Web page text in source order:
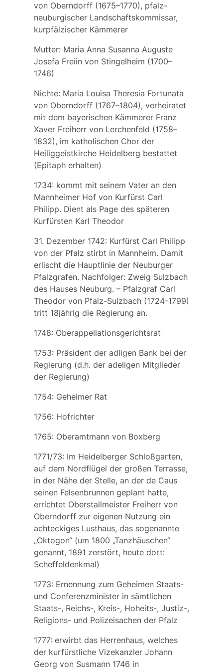
von Oberndorff(1675–1770), pfalz-
neuburgischer Landschaftskommissar,
kurpfälzischer Kämmerer
Mutter: Maria Anna Susanna Auguste
Josefa Freiin von Stingelheim (1700–
1746)
Nichte: Maria Louisa Theresia Fortunata
von Oberndorff(1767–1804), verheiratet
mit dem bayerischen Kämmerer Franz
Xaver Freiherr von Lerchenfeld (1758–
1832), im katholischen Chor der
Heiliggeistkirche Heidelberg bestattet
(Epitaph erhalten)
1734: kommt mit seinem Vater an den
Mannheimer Hof von Kurfürst Carl
Philipp. Dient als Page des späteren
Kurfürsten Karl Theodor
31. Dezember 1742: Kurfürst Carl Philipp
von der Pfalz stirbt in Mannheim. Damit
erlischt die Hauptlinie der Neuburger
Pfalzgrafen. Nachfolger: Zweig Sulzbach
des Hauses Neuburg. – Pfalzgraf Carl
Theodor von Pfalz-Sulzbach(1724-1799)
tritt 18jährig die Regierung an.
1748: Oberappellationsgerichtsrat
1753: Präsident der adligen Bank bei der
Regierung (d.h. der adeligen Mitglieder
der Regierung)
1754: Geheimer Rat
1756: Hofrichter
1765: Oberamtmann von Boxberg
1771/73: Im Heidelberger Schloßgarten,
auf dem Nordflügel der großen Terrasse,
in der Nähe der Stelle, an der de Caus
seinen Felsenbrunnen geplant hatte,
errichtet Oberstallmeister Freiherr von
Oberndorff zur eigenen Nutzung ein
achteckiges Lusthaus, das sogenannte
„Oktogon“ (um 1800 „Tanzhäuschen“
genannt, 1891 zerstört, heute dort:
Scheffeldenkmal)
1773: Ernennung zum Geheimen Staats-
und Conferenzminister in sämtlichen
Staats-, Reichs-, Kreis-, Hoheits-, Justiz-,
Religions- und Polizeisachen der Pfalz
1777: erwirbt das Herrenhaus, welches
der kurfürstliche Vizekanzler Johann
Georg von Susmann1746 in